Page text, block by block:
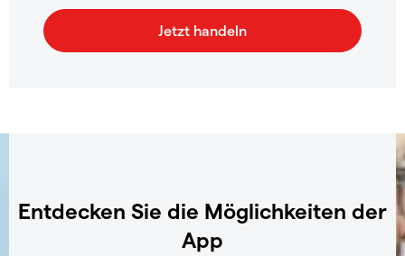
Entdecken Sie die Möglichkeiten der
App